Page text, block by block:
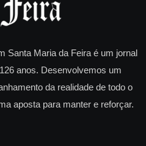
Santa Maria da Feira é um jornal
anos. Desenvolvemos um
da realidade de todo o
aposta para manter e reforçar.